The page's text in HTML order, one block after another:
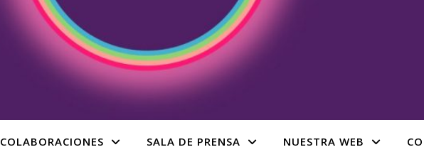
COLABORACIONES SALA DE PRENSA NUESTRA WEB